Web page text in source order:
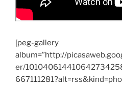
[peg-gallery
album=”http://
er/